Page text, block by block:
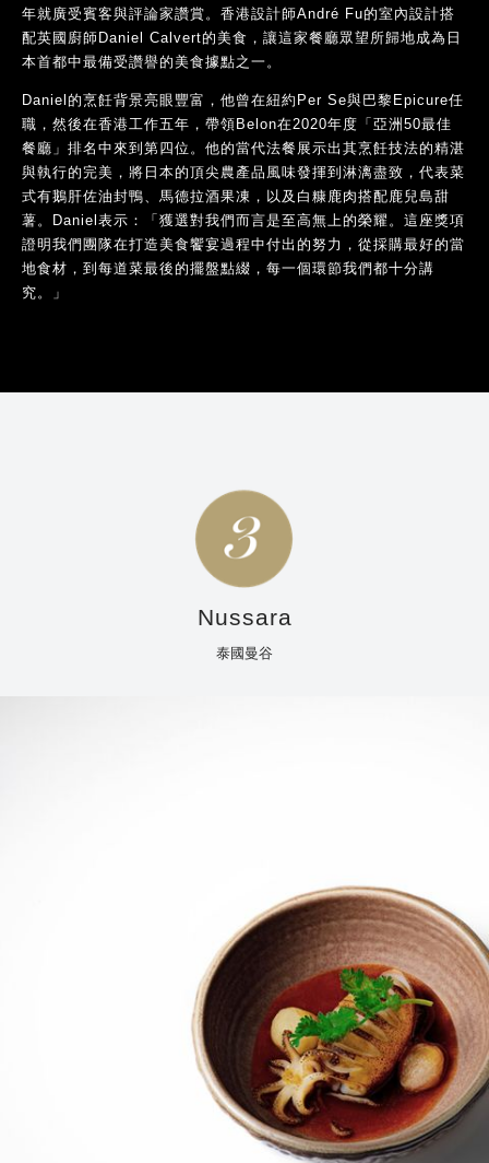
年就廣受賓客與評論家讚賞。香港設計師André Fu的室內設計搭
配英國廚師Daniel Calvert的美食，讓這家餐廳眾望所歸地成為日
本首都中最備受讚譽的美食據點之一。
Daniel的烹飪背景亮眼豐富，他曾在紐約Per Se與巴黎Epicure任
職，然後在香港工作五年，帶領Belon在2020年度「亞洲50最佳
餐廳」排名中來到第四位。他的當代法餐展示出其烹飪技法的精湛
與執行的完美，將日本的頂尖農產品風味發揮到淋漓盡致，代表菜
式有鵝肝佐油封鴨、馬德拉酒果凍，以及白糠鹿肉搭配鹿兒島甜
薯。Daniel表示：「獲選對我們而言是至高無上的榮耀。這座獎項
證明我們團隊在打造美食饗宴過程中付出的努力，從採購最好的當
地食材，到每道菜最後的擺盤點綴，每一個環節我們都十分講
究。」
Nussara
泰國曼谷